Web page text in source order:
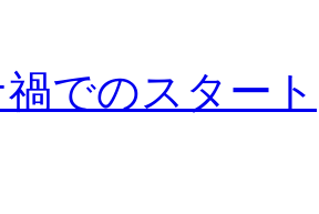
でのスタート